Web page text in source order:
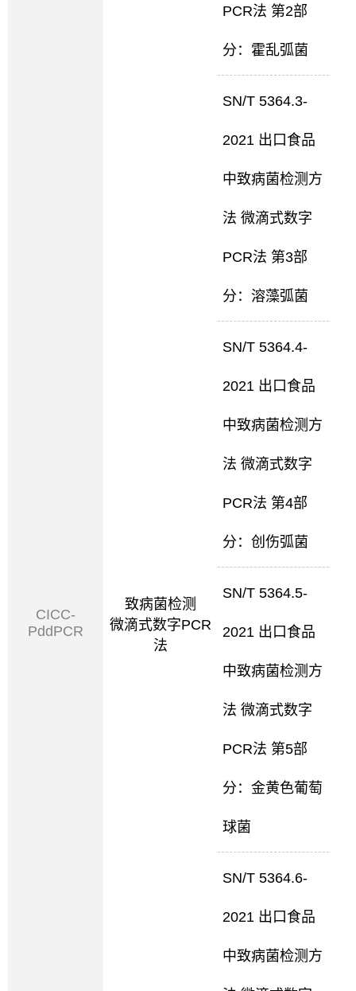
CICC-
PddPCR
致病菌检测
微滴式数字PCR
法
PCR法 第2部
分：霍乱弧菌
SN/T 5364.3-
2021 出口食品
中致病菌检测方
法 微滴式数字
PCR法 第3部
分：溶藻弧菌
SN/T 5364.4-
2021 出口食品
中致病菌检测方
法 微滴式数字
PCR法 第4部
分：创伤弧菌
SN/T 5364.5-
2021 出口食品
中致病菌检测方
法 微滴式数字
PCR法 第5部
分：金黄色葡萄
球菌
SN/T 5364.6-
2021 出口食品
中致病菌检测方